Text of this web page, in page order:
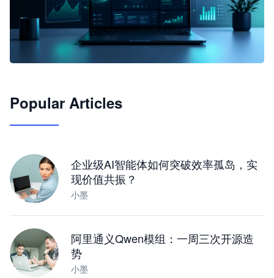
JimoClaw 桌面 AI Agent 工作台
Popular Articles
企业级AI智能体如何突破效率孤岛，实
现价值共振？
小墨
阿里通义Qwen模组：一周三次开源造
势
小墨